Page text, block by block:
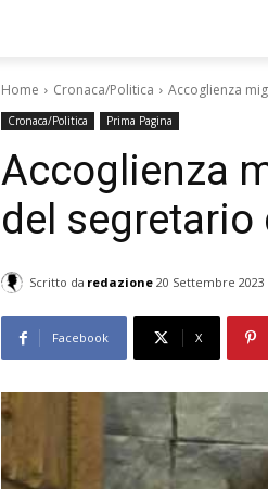
Home Cronaca/Politica Accoglienza
Cronaca/Politica Prima Pagina
Accoglienza
del segretario
Scritto da redazione 20 Settembre 2023
Facebook X